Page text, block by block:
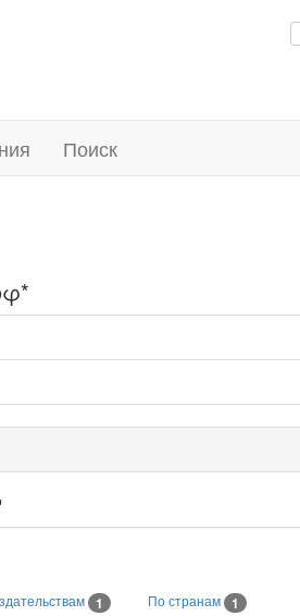
Поиск
1 По странам 1